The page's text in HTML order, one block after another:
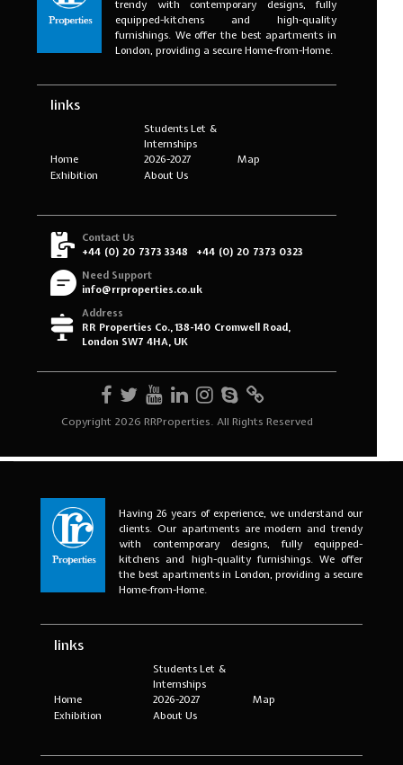
Having 26 years of experience, we understand our
clients. Our apartments are modern and trendy
with contemporary designs, fully equipped-
kitchens and high-quality furnishings. We offer
the best apartments in London, providing a secure
Home-from-Home.
links
Home
Students Let &
Internships
2026-2027
Map
Exhibition
About Us